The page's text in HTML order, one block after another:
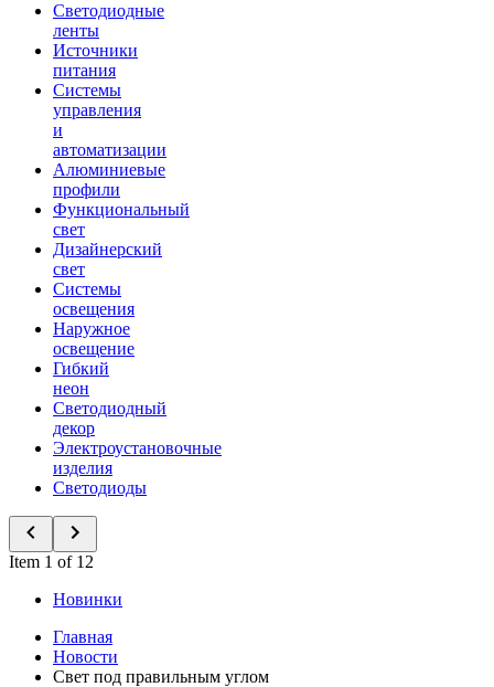
Светодиодные
ленты
Источники
питания
Системы
управления
и
автоматизации
Алюминиевые
профили
Функциональный
свет
Дизайнерский
свет
Системы
освещения
Наружное
освещение
Гибкий
неон
Светодиодный
декор
Электроустановочные
изделия
Светодиоды
Item 1 of 12
Новинки
Главная
Новости
Свет под правильным углом